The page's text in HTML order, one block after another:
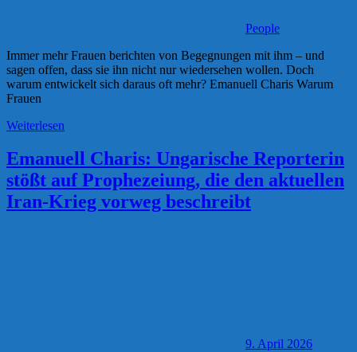
People
Immer mehr Frauen berichten von Begegnungen mit ihm – und
sagen offen, dass sie ihn nicht nur wiedersehen wollen. Doch
warum entwickelt sich daraus oft mehr? Emanuell Charis Warum
Frauen
Weiterlesen
Emanuell Charis: Ungarische Reporterin
stößt auf Prophezeiung, die den aktuellen
Iran-Krieg vorweg beschreibt
9. April 2026